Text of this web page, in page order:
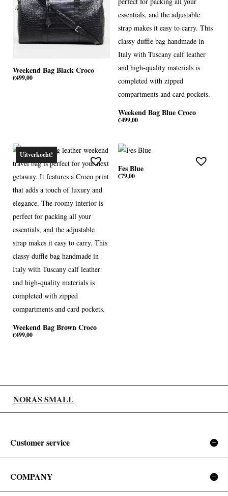
Weekend Bag Black Croco
€499,00
Weekend Bag Blue Croco
€499,00
Uitverkocht!
Weekend Bag Brown Croco
€499,00
Fes Blue
€79,00
NORAS SMALL
Customer service
COMPANY